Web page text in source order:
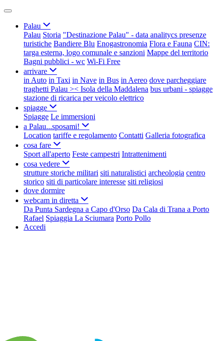
Palau
Palau Storia "Destinazione Palau" - data analitycs presenze
turistiche Bandiere Blu Enogastronomia Flora e Fauna CIN:
targa esterna, logo comunale e sanzioni Mappe del territorio
Bagni pubblici - wc Wi-Fi Free
arrivare
in Auto in Taxi in Nave in Bus in Aereo dove parcheggiare
traghetti Palau >< Isola della Maddalena bus urbani - spiagge
stazione di ricarica per veicolo elettrico
spiagge
Spiagge Le immersioni
a Palau...sposami!
Location tariffe e regolamento Contatti Galleria fotografica
cosa fare
Sport all'aperto Feste campestri Intrattenimenti
cosa vedere
strutture storiche militari siti naturalistici archeologia centro
storico siti di particolare interesse siti religiosi
dove dormire
webcam in diretta
Da Punta Sardegna a Capo d'Orso Da Cala di Trana a Porto
Rafael Spiaggia La Sciumara Porto Pollo
Accedi